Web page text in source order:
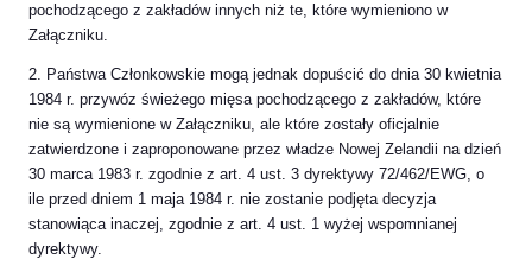
pochodzącego z zakładów innych niż te, które wymieniono w
Załączniku.
2. Państwa Członkowskie mogą jednak dopuścić do dnia 30 kwietnia
1984 r. przywóz świeżego mięsa pochodzącego z zakładów, które
nie są wymienione w Załączniku, ale które zostały oficjalnie
zatwierdzone i zaproponowane przez władze Nowej Zelandii na dzień
30 marca 1983 r. zgodnie z art. 4 ust. 3 dyrektywy 72/462/EWG, o
ile przed dniem 1 maja 1984 r. nie zostanie podjęta decyzja
stanowiąca inaczej, zgodnie z art. 4 ust. 1 wyżej wspomnianej
dyrektywy.